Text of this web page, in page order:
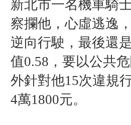
新北市一名機車騎
察攔他，心虛逃逸
逆向行駛，最後還
值0.58，要以公共
外針對他15次違規
4萬1800元。